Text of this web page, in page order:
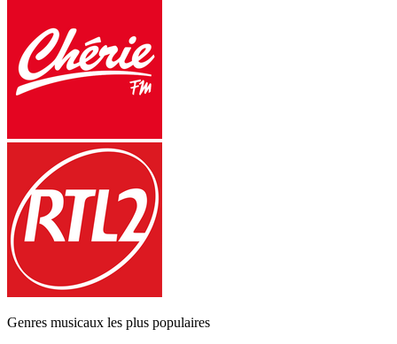
Genres musicaux les plus populaires